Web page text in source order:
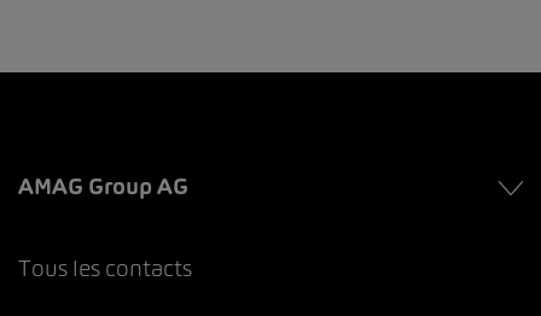
AMAG Group AG
Tous les contacts